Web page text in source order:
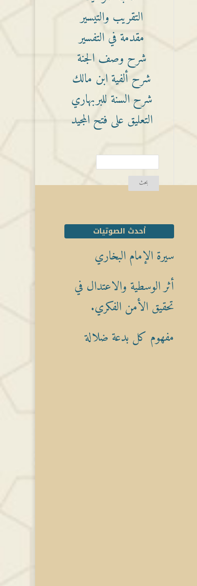
التقريب والتيسير
مقدمة في التفسير
شرح وصف الجنة
شرح ألفية ابن مالك
شرح السنة للبربهاري
التعليق على فتح المجيد
أحدث الصوتيات
سيرة الإمام البخاري
أثر الوسطية والاعتدال في
تحقيق الأمن الفكري.
مفهوم كل بدعة ضلالة